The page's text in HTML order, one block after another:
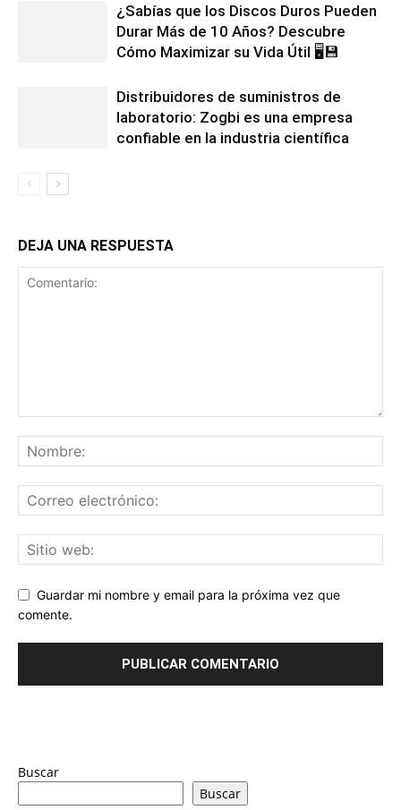
¿Sabías que los Discos Duros Pueden
Durar Más de 10 Años? Descubre
Cómo Maximizar su Vida Útil 🖥️💾
Distribuidores de suministros de
laboratorio: Zogbi es una empresa
confiable en la industria científica
DEJA UNA RESPUESTA
Guardar mi nombre y email para la próxima vez que
comente.
Buscar
Buscar